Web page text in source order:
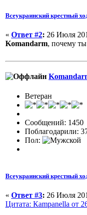
Всеукраинский крестный
« Ответ #2: 26 Июля
Komandarm, почему ты
Ветеран
Сообщений: 1450
Поблагодарили:
Пол:
Всеукраинский крестный
« Ответ #3: 26 Июля
Цитата: Кampanella от